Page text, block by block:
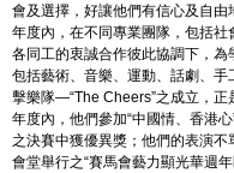
會及選擇，好讓他們有信心及自由
年度內，在不同專業團隊，包括
各同工的衷誠合作彼此協調下，為
包括藝術、音樂、運動、話劇、
擊樂隊—“The Cheers”之成立，正
年度內，他們參加“中國情、香港
之決賽中獲優異獎；他們的表演
會堂舉行之“賽馬會藝力顯光華週年